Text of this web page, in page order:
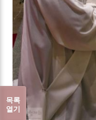
목록
열기